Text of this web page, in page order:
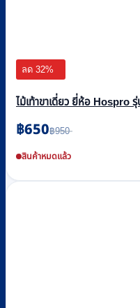
ลด 32%
ไม้เท้าขาเดี่ยว ยี่ห้อ Hospro
฿950
Original
was:
฿950.
฿650
Current
is:
฿650.
สินค้าหมดแล้ว